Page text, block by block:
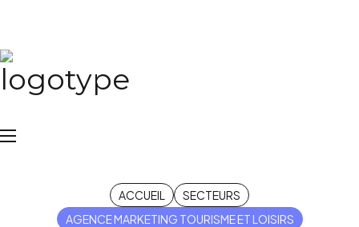
Agence marketing
ACCUEIL
SECTEURS
AGENCE MARKETING TOURISME ET LOISIRS